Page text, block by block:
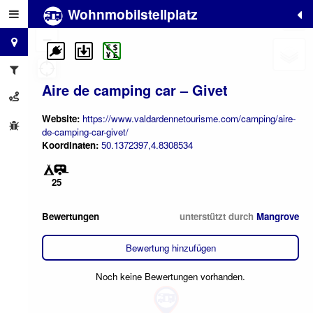
Wohnmobilstellplatz
Aire de camping car – Givet
Website: https://www.valdardennetourisme.com/camping/aire-
de-camping-car-givet/
Koordinaten: 50.1372397,4.8308534
25
Bewertungen unterstützt durch Mangrove
Bewertung hinzufügen
Noch keine Bewertungen vorhanden.
+
−